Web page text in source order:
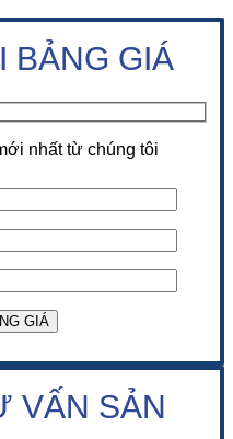
BẢNG GIÁ
nhất từ chúng tôi
VẤN SẢN